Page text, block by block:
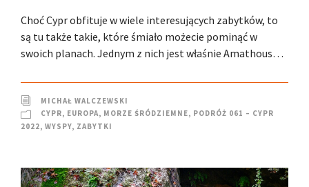
Choć Cypr obfituje w wiele interesujących zabytków, to
są tu także takie, które śmiało możecie pominąć w
swoich planach. Jednym z nich jest właśnie Amathous…
MICHAŁ WALCZEWSKI
CYPR, EUROPA, MORZE ŚRÓDZIEMNE, PODRÓŻ 061 – CYPR
2022, WYSPY, ZABYTKI